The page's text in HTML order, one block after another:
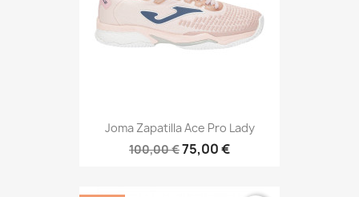
Joma Zapatilla Ace Pro Lady
100,00 €75,00 €